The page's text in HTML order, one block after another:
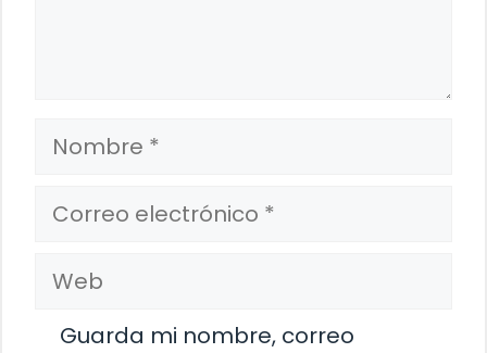
Nombre
Correo
electrónico
Web
Guarda mi nombre, correo